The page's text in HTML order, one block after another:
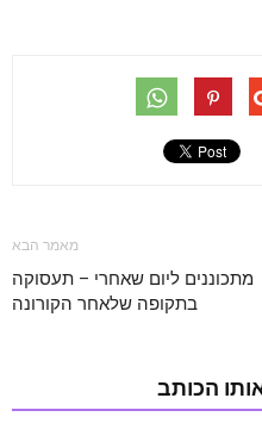
מאמר הבא
מתכוננים ליום שאחרי – תעסוקה
בתקופה שלאחר הקורונה
הכותב